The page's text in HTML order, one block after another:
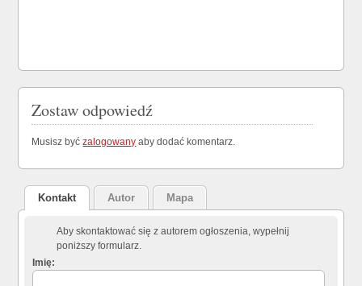
Zostaw odpowiedź
Musisz byćzalogowany aby dodać komentarz.
Kontakt Autor Mapa
Aby skontaktować się z autorem ogłoszenia, wypełnij
poniższy formularz.
Imię: